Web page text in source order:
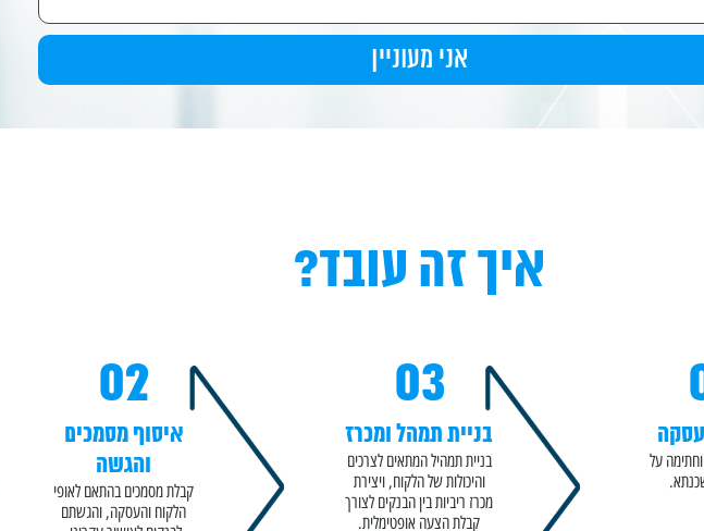
איך זה עובד?
02
איסוף מסמכים
והגשה
קבלת מסמכים בהתאם לאופי
הלקוח והעסקה, והגשתם
03
בניית תמהל ומכרז
בניית תמהיל המתאים לצרכים
והיכולות של הלקוח, ויצירת
מכרז ריביות בין הבנקים לצורך
קבלת הצעה אופטימלית.
על